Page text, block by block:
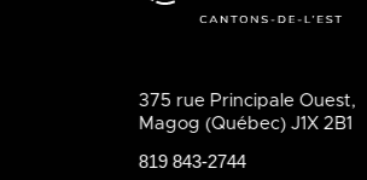
375 rue Principale Ouest,
Magog (Québec) J1X 2B1
819 843-2744